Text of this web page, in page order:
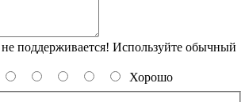
поддерживается! Используйте обычный
Хорошо